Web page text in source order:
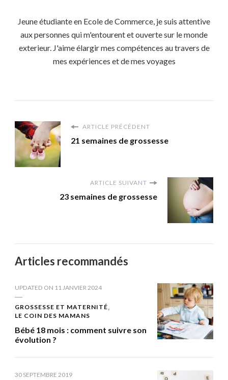
Jeune étudiante en Ecole de Commerce, je suis attentive
aux personnes qui m'entourent et ouverte sur le monde
exterieur. J'aime élargir mes compétences au travers de
mes expériences et de mes voyages
ARTICLE PRÉCÉDENT
21 semaines de grossesse
ARTICLE SUIVANT
23 semaines de grossesse
Articles recommandés
UPDATED ON 11 JANVIER 2024
GROSSESSE ET MATERNITÉ
LE COIN DES MAMANS
Bébé 18 mois : comment suivre son
évolution ?
30 SEPTEMBRE 2019